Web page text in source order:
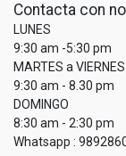
Contacta con
LUNES
9:30 am -5:30 pm
MARTES a VIERNES
9:30 am - 8.30 pm
DOMINGO
8:30 am - 2:30 pm
Whatsapp :